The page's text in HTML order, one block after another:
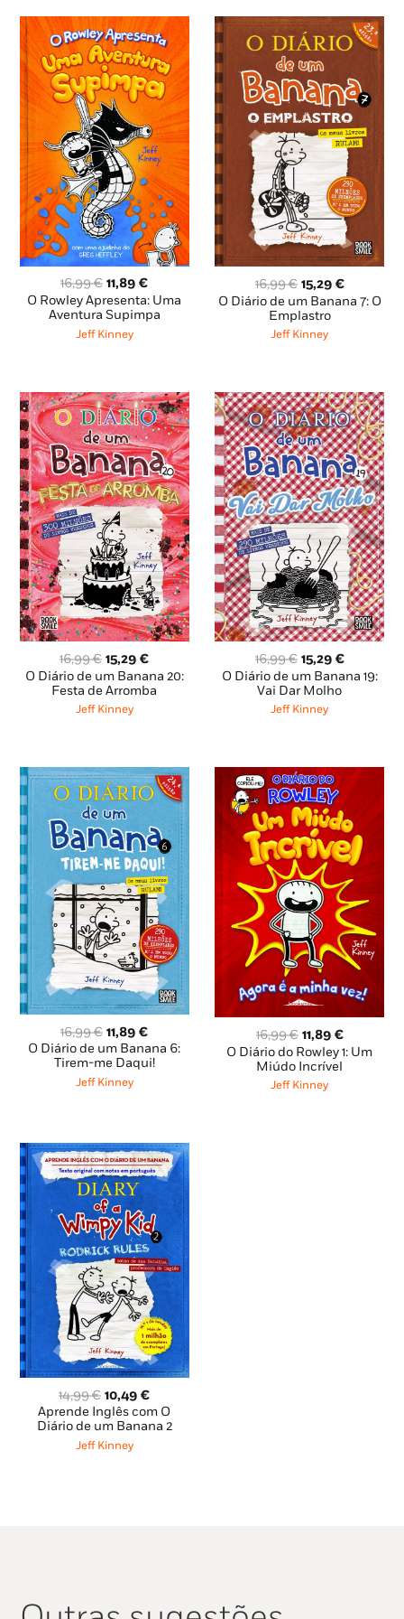
16,99€ O
preço
original
era:
11,89€O
preço
atual
O Rowley Apresenta: Uma
Aventura Supimpa
Jeff Kinney
16,99€ O
preço
original
era:
15,29 €O
preço
O Diário de um Banana 7: O
Emplastro
Jeff Kinney
16,99€ O
preço
original
era:
15,29€O
preço
atual
O Diário de um Banana 20:
Festa de Arromba
Jeff Kinney
16,99€ O
preço
original
era:
15,29 €O
preço
O Diário de um Banana 19:
Vai Dar Molho
Jeff Kinney
16,99€ O
preço
original
era:
11,89€O
preço
atual
O Diário de um Banana 6:
Tirem-me Daqui!
Jeff Kinney
16,99€ O
preço
original
era:
11,89 €O
preço
O Diário do Rowley 1: Um
Miúdo Incrível
Jeff Kinney
14,99€ O
preço
original
era:
10,49€O
preço
atual
Aprende Inglês com O
Diário de um Banana 2
Jeff Kinney